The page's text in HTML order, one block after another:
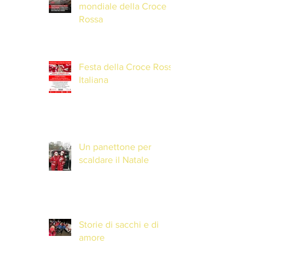
mondiale della Croce
Rossa
Festa della Croce Rossa
Italiana
Un panettone per
scaldare il Natale
Storie di sacchi e di
amore